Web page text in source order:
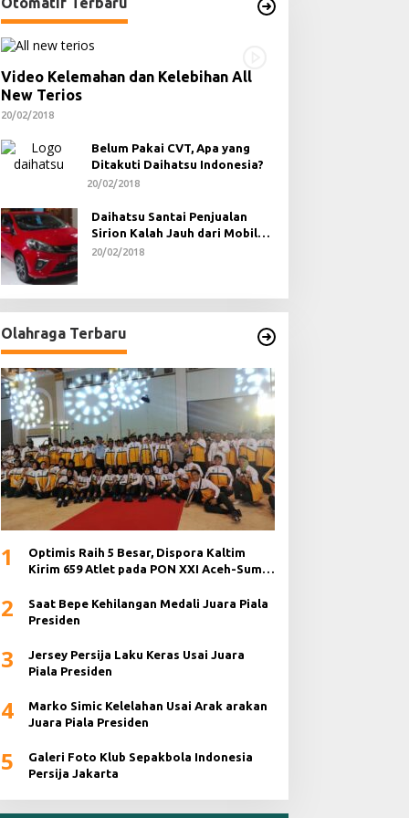
Video Kelemahan dan Kelebihan All
New Terios
20/02/2018
Belum Pakai CVT, Apa yang
Ditakuti Daihatsu Indonesia?
20/02/2018
Daihatsu Santai Penjualan
Sirion Kalah Jauh dari Mobil
LCGC
20/02/2018
Olahraga Terbaru
1
Optimis Raih 5 Besar, Dispora Kaltim
Kirim 659 Atlet pada PON XXI Aceh-Sumut
2
Saat Bepe Kehilangan Medali Juara Piala
Presiden
3
Jersey Persija Laku Keras Usai Juara
Piala Presiden
4
Marko Simic Kelelahan Usai Arak arakan
Juara Piala Presiden
5
Galeri Foto Klub Sepakbola Indonesia
Persija Jakarta